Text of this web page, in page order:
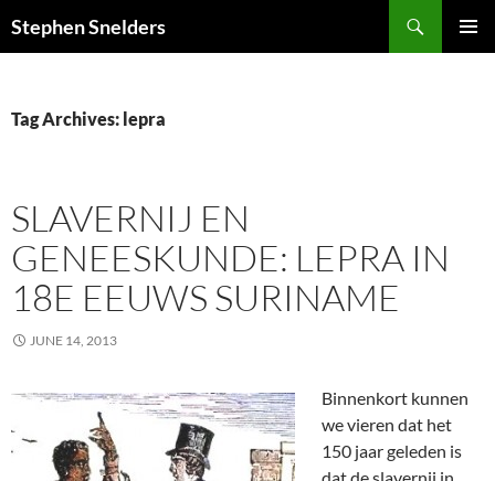
Stephen Snelders
Tag Archives: lepra
SLAVERNIJ EN
GENEESKUNDE: LEPRA IN
18E EEUWS SURINAME
JUNE 14, 2013
Binnenkort kunnen
we vieren dat het
150 jaar geleden is